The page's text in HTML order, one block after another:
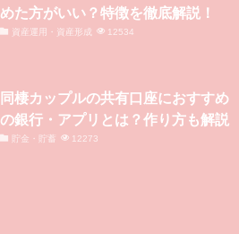
めた方がいい？特徴を徹底解説！
資産運用・資産形成 12534
同棲カップルの共有口座におすすめ
の銀行・アプリとは？作り方も解説
貯金・貯蓄 12273